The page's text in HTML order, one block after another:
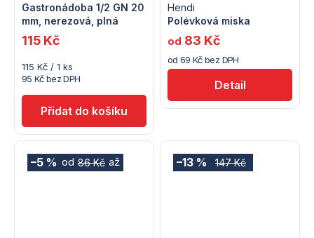
Gastronádoba 1/2 GN 20
mm, nerezová, plná
95 Kč bez DPH
115 Kč
Měrná
cena:
115 Kč / 1 ks
Polévková miska
Hendi
od 69 Kč bez DPH
od 83 Kč
Detail
od 86 Kč až
–5 % 147 Kč
–13 %